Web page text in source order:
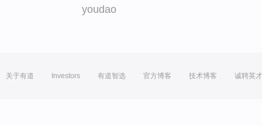
youdao
关于有道 Investors 有道智选 官方博客 技术博客 诚聘英才